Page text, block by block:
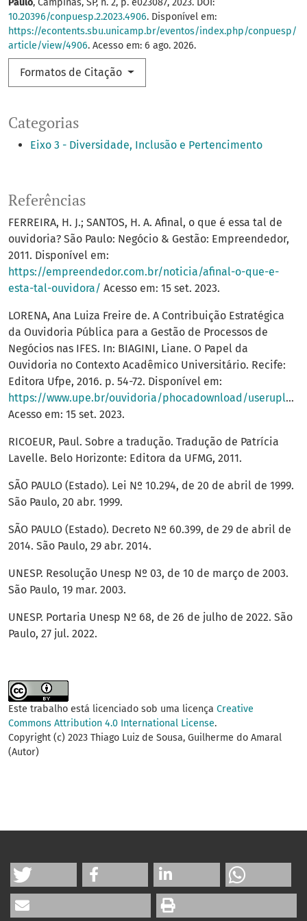
Categorias
Eixo 3 - Diversidade, Inclusão e Pertencimento
Paulo, Campinas, SP, n. 2, p. e023087, 2023. DOI:
10.20396/conpuesp.2.2023.4906. Disponível em:
https://econtents.sbu.unicamp.br/eventos/index.php/conpuesp/
article/view/4906. Acesso em: 6 ago. 2026.
Formatos de Citação
Referências
FERREIRA, H. J.; SANTOS, H. A. Afinal, o que é essa tal de
ouvidoria? São Paulo: Negócio & Gestão: Empreendedor,
2011. Disponível em:
https://empreendedor.com.br/noticia/afinal-o-que-e-
esta-tal-ouvidora/ Acesso em: 15 set. 2023.
LORENA, Ana Luiza Freire de. A Contribuição Estratégica
da Ouvidoria Pública para a Gestão de Processos de
Negócios nas IFES. In: BIAGINI, Liane. O Papel da
Ouvidoria no Contexto Acadêmico Universitário. Recife:
Editora Ufpe, 2016. p. 54-72. Disponível em:
https://www.upe.br/ouvidoria/phocadownload/userupload/publicacoes/o_papel_da_ouvidoria_no_contexto_academico_universitario.pdf
Acesso em: 15 set. 2023.
RICOEUR, Paul. Sobre a tradução. Tradução de Patrícia
Lavelle. Belo Horizonte: Editora da UFMG, 2011.
SÃO PAULO (Estado). Lei Nº 10.294, de 20 de abril de 1999.
São Paulo, 20 abr. 1999.
SÃO PAULO (Estado). Decreto Nº 60.399, de 29 de abril de
2014. São Paulo, 29 abr. 2014.
UNESP. Resolução Unesp Nº 03, de 10 de março de 2003.
São Paulo, 19 mar. 2003.
UNESP. Portaria Unesp Nº 68, de 26 de julho de 2022. São
Paulo, 27 jul. 2022.
Este trabalho está licenciado sob uma licença Creative
Commons Attribution 4.0 International License.
Copyright (c) 2023 Thiago Luiz de Sousa, Guilherme do Amaral
(Autor)